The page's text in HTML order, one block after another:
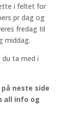
i feltet for
pr dag og
fredag til
middag.
du ta med i
neste side
all info og